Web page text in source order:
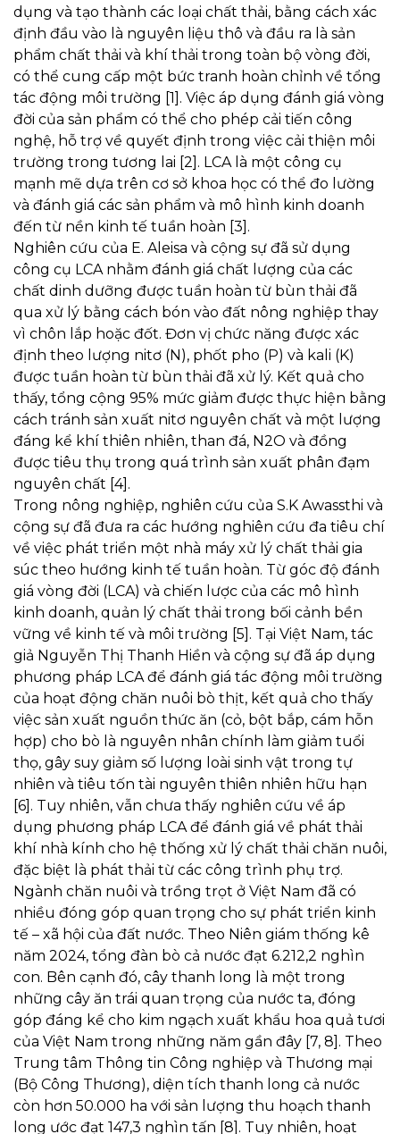
dụng và tạo thành các loại chất thải, bằng cách xác
định đầu vào là nguyên liệu thô và đầu ra là sản
phẩm chất thải và khí thải trong toàn bộ vòng đời,
có thể cung cấp một bức tranh hoàn chỉnh về tổng
tác động môi trường [1]. Việc áp dụng đánh giá vòng
đời của sản phẩm có thể cho phép cải tiến công
nghệ, hỗ trợ về quyết định trong việc cải thiện môi
trường trong tương lai [2]. LCA là một công cụ
mạnh mẽ dựa trên cơ sở khoa học có thể đo lường
và đánh giá các sản phẩm và mô hình kinh doanh
đến từ nền kinh tế tuần hoàn [3].
Nghiên cứu của E. Aleisa và cộng sự đã sử dụng
công cụ LCA nhằm đánh giá chất lượng của các
chất dinh dưỡng được tuần hoàn từ bùn thải đã
qua xử lý bằng cách bón vào đất nông nghiệp thay
vì chôn lắp hoặc đốt. Đơn vị chức năng được xác
định theo lượng nitơ (N), phốt pho (P) và kali (K)
được tuần hoàn từ bùn thải đã xử lý. Kết quả cho
thấy, tổng cộng 95% mức giảm được thực hiện bằng
cách tránh sản xuất nitơ nguyên chất và một lượng
đáng kể khí thiên nhiên, than đá, N2O và đồng
được tiêu thụ trong quá trình sản xuất phân đạm
nguyên chất [4].
Trong nông nghiệp, nghiên cứu của S.K Awassthi và
cộng sự đã đưa ra các hướng nghiên cứu đa tiêu chí
về việc phát triển một nhà máy xử lý chất thải gia
súc theo hướng kinh tế tuần hoàn. Từ góc độ đánh
giá vòng đời (LCA) và chiến lược của các mô hình
kinh doanh, quản lý chất thải trong bối cảnh bền
vững về kinh tế và môi trường [5]. Tại Việt Nam, tác
giả Nguyễn Thị Thanh Hiền và cộng sự đã áp dụng
phương pháp LCA để đánh giá tác động môi trường
của hoạt động chăn nuôi bò thịt, kết quả cho thấy
việc sản xuất nguồn thức ăn (cỏ, bột bắp, cám hỗn
hợp) cho bò là nguyên nhân chính làm giảm tuổi
thọ, gây suy giảm số lượng loài sinh vật trong tự
nhiên và tiêu tốn tài nguyên thiên nhiên hữu hạn
[6]. Tuy nhiên, vẫn chưa thấy nghiên cứu về áp
dụng phương pháp LCA để đánh giá về phát thải
khí nhà kính cho hệ thống xử lý chất thải chăn nuôi,
đặc biệt là phát thải từ các công trình phụ trợ.
Ngành chăn nuôi và trồng trọt ở Việt Nam đã có
nhiều đóng góp quan trọng cho sự phát triển kinh
tế – xã hội của đất nước. Theo Niên giám thống kê
năm 2024, tổng đàn bò cả nước đạt 6.212,2 nghìn
con. Bên cạnh đó, cây thanh long là một trong
những cây ăn trái quan trọng của nước ta, đóng
góp đáng kể cho kim ngạch xuất khẩu hoa quả tươi
của Việt Nam trong những năm gần đây [7, 8]. Theo
Trung tâm Thông tin Công nghiệp và Thương mại
(Bộ Công Thương), diện tích thanh long cả nước
còn hơn 50.000 ha với sản lượng thu hoạch thanh
long ước đạt 147,3 nghìn tấn [8]. Tuy nhiên, hoạt